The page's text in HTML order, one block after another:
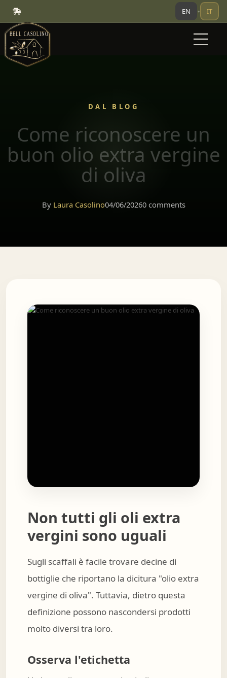
EN • IT
DAL BLOG
Come riconoscere un
buon olio extra vergine
di oliva
By Laura Casolino04/06/20260 comments
Non tutti gli oli extra
vergini sono uguali
Sugli scaffali è facile trovare decine di
bottiglie che riportano la dicitura "olio extra
vergine di oliva". Tuttavia, dietro questa
definizione possono nascondersi prodotti
molto diversi tra loro.
Osserva l'etichetta